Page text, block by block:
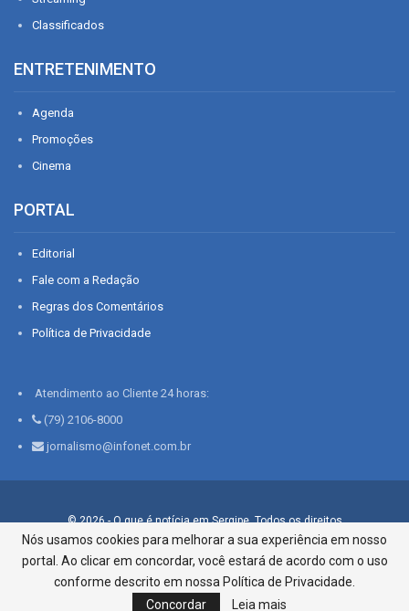
Classificados
ENTRETENIMENTO
Agenda
Promoções
Cinema
PORTAL
Editorial
Fale com a Redação
Regras dos Comentários
Política de Privacidade
Atendimento ao Cliente 24 horas:
(79) 2106-8000
jornalismo@infonet.com.br
© 2026 - O que é notícia em Sergipe. Todos os direitos
reservados.
Infonet - Rua Monsenhor Silveira 276, Bairro São José |
Aracaju-SE, CEP 49015-030, Fone: 79.2106.8000 - CI Centro de
Informações LTDA
Nós usamos cookies para melhorar a sua experiência em nosso
portal. Ao clicar em concordar, você estará de acordo com o uso
conforme descrito em nossa Política de Privacidade.
Concordar
Leia mais